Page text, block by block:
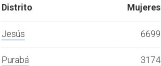
Distrito Mujeres
Jesús 6699
Purabá 3174